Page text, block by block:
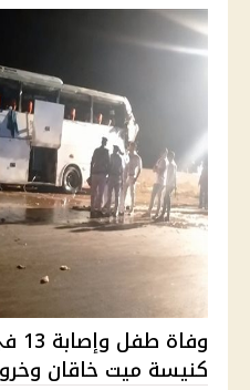
كنيسة ميت خاقان